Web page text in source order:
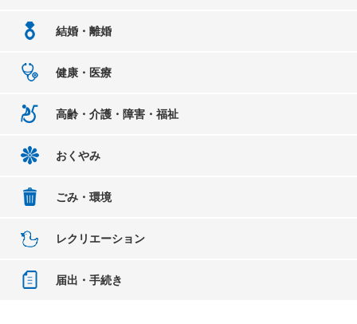
結婚・離婚
健康・医療
高齢・介護・障害・福祉
おくやみ
ごみ・環境
レクリエーション
届出・手続き